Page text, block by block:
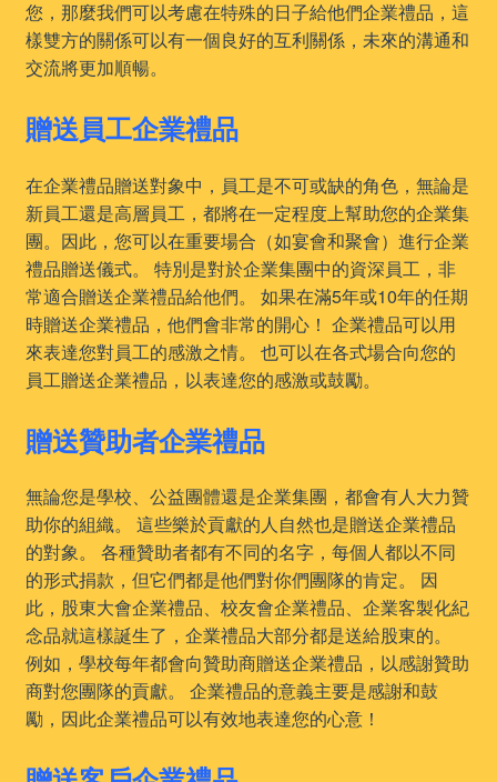
您，那麼我們可以考慮在特殊的日子給他們企業禮品，這
樣雙方的關係可以有一個良好的互利關係，未來的溝通和
交流將更加順暢。
贈送員工企業禮品
在企業禮品贈送對象中，員工是不可或缺的角色，無論是
新員工還是高層員工，都將在一定程度上幫助您的企業集
團。因此，您可以在重要場合（如宴會和聚會）進行企業
禮品贈送儀式。 特別是對於企業集團中的資深員工，非
常適合贈送企業禮品給他們。 如果在滿5年或10年的任期
時贈送企業禮品，他們會非常的開心！ 企業禮品可以用
來表達您對員工的感激之情。 也可以在各式場合向您的
員工贈送企業禮品，以表達您的感激或鼓勵。
贈送贊助者企業禮品
無論您是學校、公益團體還是企業集團，都會有人大力贊
助你的組織。 這些樂於貢獻的人自然也是贈送企業禮品
的對象。 各種贊助者都有不同的名字，每個人都以不同
的形式捐款，但它們都是他們對你們團隊的肯定。 因
此，股東大會企業禮品、校友會企業禮品、企業客製化紀
念品就這樣誕生了，企業禮品大部分都是送給股東的。
例如，學校每年都會向贊助商贈送企業禮品，以感謝贊助
商對您團隊的貢獻。 企業禮品的意義主要是感謝和鼓
勵，因此企業禮品可以有效地表達您的心意！